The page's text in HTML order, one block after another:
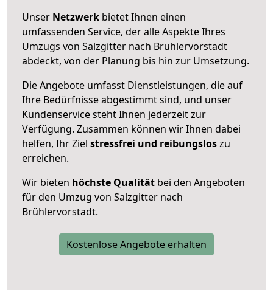
Unser Netzwerk bietet Ihnen einen
umfassenden Service, der alle Aspekte Ihres
Umzugs von Salzgitter nach Brühlervorstadt
abdeckt, von der Planung bis hin zur Umsetzung.
Die Angebote umfasst Dienstleistungen, die auf
Ihre Bedürfnisse abgestimmt sind, und unser
Kundenservice steht Ihnen jederzeit zur
Verfügung. Zusammen können wir Ihnen dabei
helfen, Ihr Ziel stressfrei und reibungsloszu
erreichen.
Wir bieten höchste Qualität bei den Angeboten
für den Umzug von Salzgitter nach
Brühlervorstadt.
Kostenlose Angebote erhalten